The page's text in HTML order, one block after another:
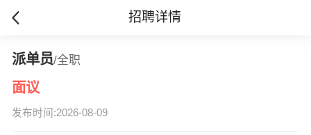
招聘详情
派单员/全职
面议
发布时间:2026-08-09